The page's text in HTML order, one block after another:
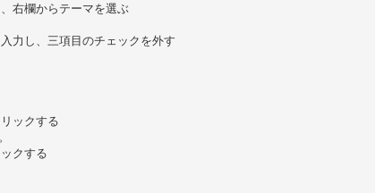
右欄からテーマを選ぶ
力し、三項目のチェックを外す
ックする
クする